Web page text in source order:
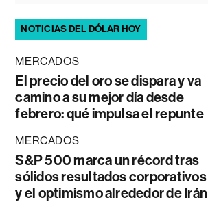
NOTICIAS DEL DÓLAR HOY
MERCADOS
El precio del oro se dispara y va
camino a su mejor día desde
febrero: qué impulsa el repunte
MERCADOS
S&P 500 marca un récord tras
sólidos resultados corporativos
y el optimismo alrededor de Irán